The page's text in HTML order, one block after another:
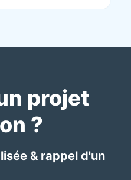
projet
?
& rappel d'un